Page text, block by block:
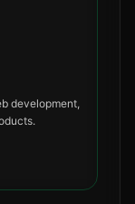
development,